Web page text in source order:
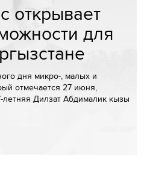
открывает
для
дня микро-, малых и
отмечается 27 июня,
летняя Дилзат Абдималик кызы